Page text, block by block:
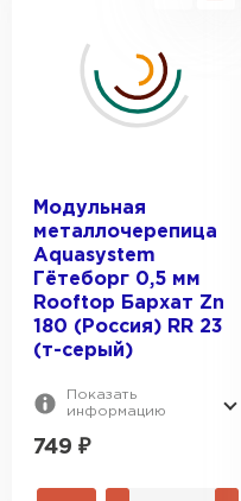
Модульная
металлочерепица
Aquasystem
Гётеборг 0,5 мм
Rooftop Бархат Zn
180 (Россия) RR 23
(т-серый)
Показать
информацию
749 ₽